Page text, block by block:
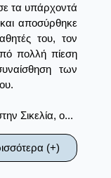
τα υπάρχοντά
αποσύρθηκε
του, τον
πολλή πίεση
των
Σικελία, ο...
(+)